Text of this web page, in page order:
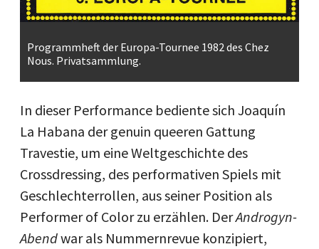
Programmheft der Europa-Tournee 1982 des Chez
Nous. Privatsammlung.
In dieser Performance bediente sich Joaquín
La Habana der genuin queeren Gattung
Travestie, um eine Weltgeschichte des
Crossdressing, des performativen Spiels mit
Geschlechterrollen, aus seiner Position als
Performer of Color zu erzählen. DerAndrogyn-
Abendwar als Nummernrevue konzipiert,